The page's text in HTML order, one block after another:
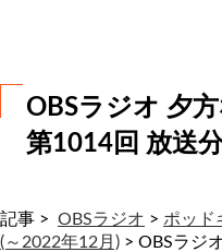
OBSラジオ 夕
第1014回 放送
記事 > OBSラジオ > ポッド
(～2022年12月) > OBSラジ